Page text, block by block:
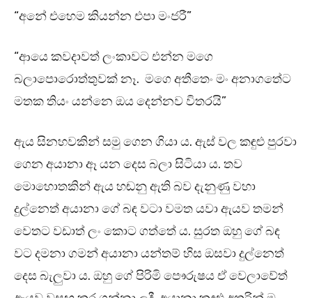
“අනේ එහෙම කියන්න එපා මංජරී”
“ආයෙ කවදාවත් ලංකාවට එන්න මගෙ
බලාපොරොත්තුවක් නෑ. මගෙ අතීතෙං මං අනාගතේට
මතක තියං යන්නෙ ඔය දෙන්නව විතරයි”
ඇය සිනහවකින් සමු ගෙන ගියා ය. ඇස් වල කඳුළු පුරවා
ගෙන අයානා ඈ යන දෙස බලා සිටියා ය. තව
මොහොතකින් ඇය හඬනු ඇති බව දැනුණු වහා
දුල්නෙත් අයානා ගේ බඳ වටා වමත යවා ඇයව තමන්
වෙතට වඩාත් ලං කොට ගත්තේ ය. සුරත ඔහු ගේ බඳ
වට දමනා ගමන් අයානා යන්තම් හිස ඔසවා දුල්නෙත්
දෙස බැලුවා ය. ඔහු ගේ පිරිමි පෞරුෂය ඒ වෙලාවේත්